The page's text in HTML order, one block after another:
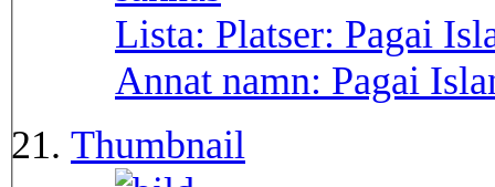
Lista: Platser: Pagai
Annat namn: Pagai
Thumbnail